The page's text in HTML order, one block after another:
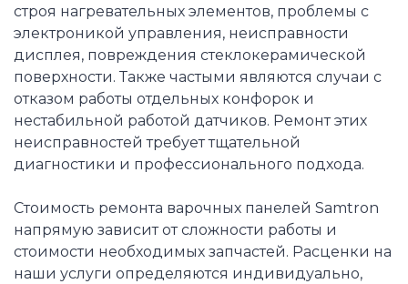
строя нагревательных элементов, проблемы с
электроникой управления, неисправности
дисплея, повреждения стеклокерамической
поверхности. Также частыми являются случаи с
отказом работы отдельных конфорок и
нестабильной работой датчиков. Ремонт этих
неисправностей требует тщательной
диагностики и профессионального подхода.
Стоимость ремонта варочных панелей Samtron
напрямую зависит от сложности работы и
стоимости необходимых запчастей. Расценки на
наши услуги определяются индивидуально,